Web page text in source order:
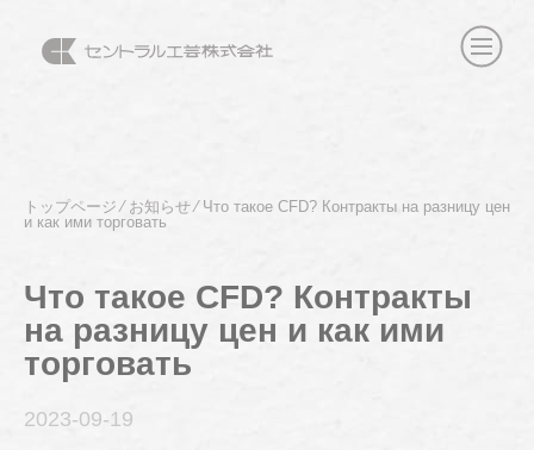
トップページ⁄ お知らせ⁄ Что такое CFD? Контракты на разницу цен
и как ими торговать
Что такое CFD? Контракты
на разницу цен и как ими
торговать
2023-09-19